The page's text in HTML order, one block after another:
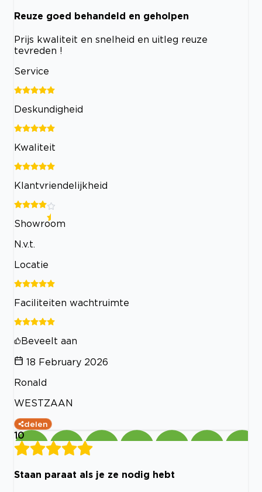
Reuze goed behandeld en geholpen
Prijs kwaliteit en snelheid en uitleg reuze
tevreden !
Service
Deskundigheid
Kwaliteit
Klantvriendelijkheid
Showroom
N.v.t.
Locatie
Faciliteiten wachtruimte
Beveelt aan
18 February 2026
Ronald
WESTZAAN
delen
10
Staan paraat als je ze nodig hebt